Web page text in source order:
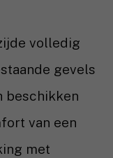
volledig
gevels
beschikken
van een
met